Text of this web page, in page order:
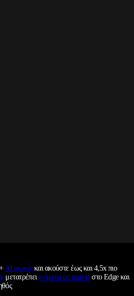
AI φωνέςκαι ακούστε έως και 4,5x πιο
μετατρέπεικείμενο σε ομιλίαστο Edge και